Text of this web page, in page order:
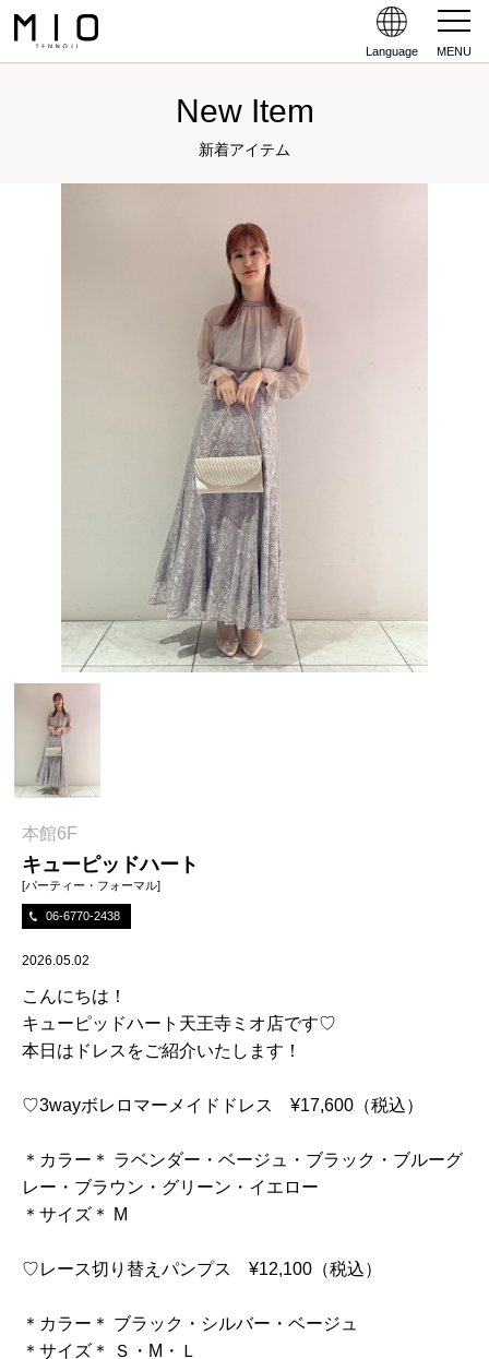
Language MENU
New Item
新着アイテム
本館6F
キューピッドハート
[パーティー・フォーマル]
06-6770-2438
2026.05.02
こんにちは！
キューピッドハート天王寺ミオ店です♡
本日はドレスをご紹介いたします！
♡3wayボレロマーメイドドレス ¥17,600（税込）
＊カラー＊ ラベンダー・ベージュ・ブラック・ブルーグ
レー・ブラウン・グリーン・イエロー
＊サイズ＊ M
♡レース切り替えパンプス ¥12,100（税込）
＊カラー＊ ブラック・シルバー・ベージュ
＊サイズ＊ Ｓ・M・Ｌ